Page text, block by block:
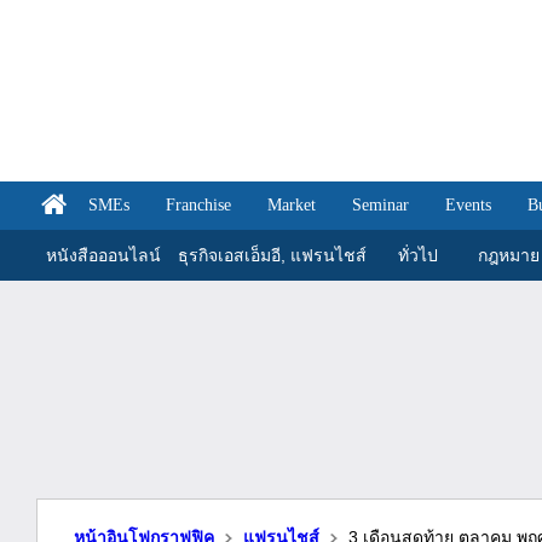
SMEs Franchise Market Seminar Events
หนังสือออนไลน์ ธุรกิจเอสเอ็มอี, แฟรนไชส์ ทั่วไป กฎหมาย
หน้าอินโฟกราฟฟิค แฟรนไชส์ 3 เดือนสุดท้าย ตุลาคม พ